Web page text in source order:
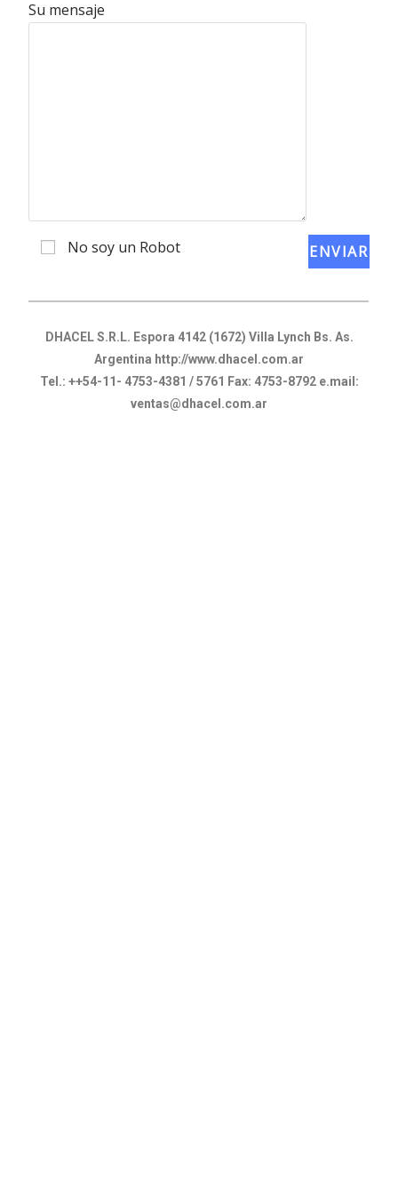
Su mensaje
No soy un Robot
DHACEL S.R.L. Espora 4142 (1672) Villa Lynch Bs. As.
Argentina http://www.dhacel.com.ar
Tel.: ++54-11- 4753-4381 / 5761 Fax: 4753-8792 e.mail:
ventas@dhacel.com.ar